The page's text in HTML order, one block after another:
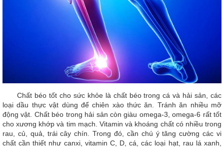
Chất béo tốt cho sức khỏe là chất béo trong cá và hải sản, các
loại dầu thực vật dùng để chiên xào thức ăn. Tránh ăn nhiều mỡ
động vật. Chất béo trong hải sản còn giàu omega-3, omega-6 rất tốt
cho xương khớp và tim mạch. Vitamin và khoáng chất có nhiều trong
rau, củ, quả, trái cây chín. Trong đó, cần chú ý tăng cường các vi
chất cần thiết như canxi, vitamin C, D, cá, các loại hạt, rau lá xanh,